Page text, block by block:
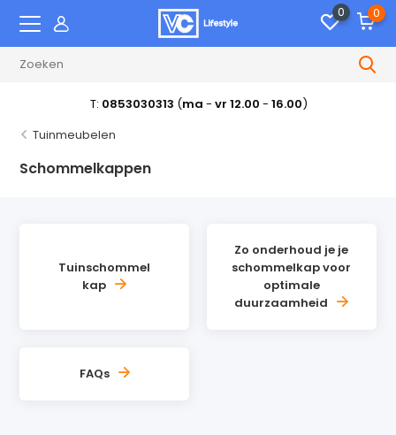
0 0
T: 0853030313 (ma - vr 12.00 - 16.00)
Tuinmeubelen
Schommelkappen
Tuinschommel
kap
Zo onderhoud je je
schommelkap voor
optimale
duurzaamheid
FAQs